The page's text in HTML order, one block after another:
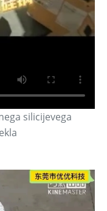
silicijevega